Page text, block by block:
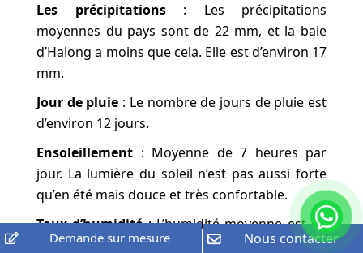
Les précipitations: Les précipitations
moyennes du pays sont de 22 mm, et la baie
d’Halong a moins que cela. Elle est d’environ 17
mm.
Jour de pluie : Le nombre de jours de pluie est
d’environ 12 jours.
Ensoleillement : Moyenne de 7 heures par
jour. La lumière du soleil n’est pas aussi forte
qu’en été mais douce et très confortable.
Taux d’humidité: L’humidité moyenne est de
80%. Ce n’est pas le mois le plus humide de
Demande sur mesure Nous contacter